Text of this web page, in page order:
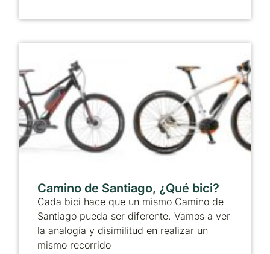
Camino de Santiago, ¿Qué bici?
Cada bici hace que un mismo Camino de
Santiago pueda ser diferente. Vamos a ver
la analogía y disimilitud en realizar un
mismo recorrido